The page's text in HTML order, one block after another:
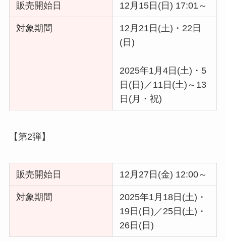
販売開始日 12月15日(日) 17:01～
対象期間
12月21日(土)・22日
(日)
2025年1月4日(土)・5
日(日)／11日(土)～13
日(月・祝)
【第2弾】
販売開始日 12月27日(金) 12:00～
対象期間
2025年1月18日(土)・
19日(日)／25日(土)・
26日(日)